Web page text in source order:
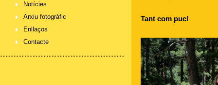
Notícies
Arxiu fotogràfic
Enllaços
Contacte
Tant com puc!